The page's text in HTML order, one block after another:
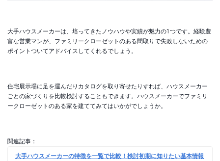
大手ハウスメーカーは、培ってきたノウハウや実績が魅力の1つです。経験豊
富な営業マンが、ファミリークローゼットのある間取りで失敗しないための
ポイントついてアドバイスしてくれるでしょう。
住宅展示場に足を運んだりカタログを取り寄せたりすれば、ハウスメーカー
ごとの家づくりを比較検討することもできます。ハウスメーカーでファミリ
ークローゼットのある家を建ててみてはいかがでしょうか。
関連記事：
大手ハウスメーカーの特徴を一覧で比較！検討初期に知りたい基本情報